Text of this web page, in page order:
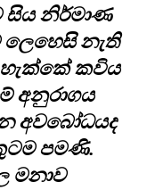
සිය නිර්මාණ
ලෙහෙසි නැති
කවිය
අනුරාගය
අවබෝධයද
පමණි.
මනාව